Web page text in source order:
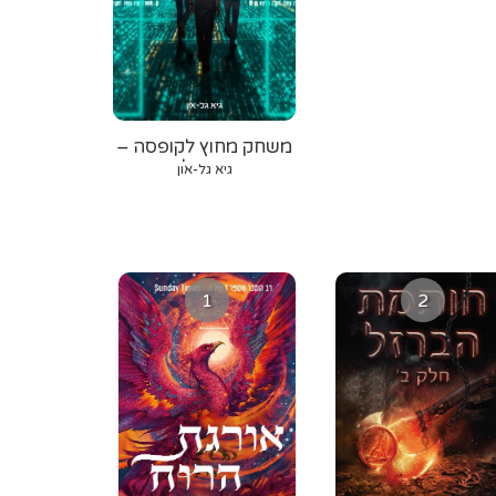
משחק מחוץ לקופסה –
היד הנעלמת
גיא גל-און
1 2